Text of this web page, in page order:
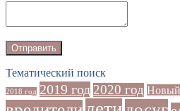
Тематический поиск
2018 год 2019 год 2020 год